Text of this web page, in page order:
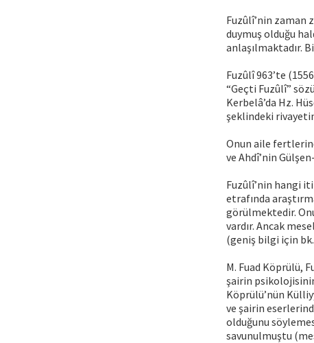
Fuzûlî’nin zaman
duymuş olduğu
anlaşılmaktadır.
Fuzûlî 963’te
“Geçti Fuzûlî”
Kerbelâ’da Hz.
şeklindeki
Onun aile
ve Ahdî’nin
Fuzûlî’nin hangi
etrafında
görülmektedir.
vardır. Ancak
(geniş bilgi için
M. Fuad Köprülü,
şairin psikolojisinin
Köprülü’nün
ve şairin
olduğunu
savunulmuştu